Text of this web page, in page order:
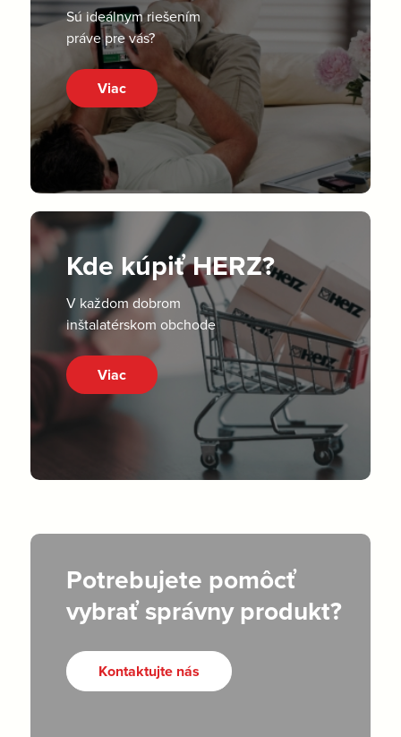
Sú ideálnym riešením
práve pre vás?
Viac
Kde kúpiť HERZ?
V každom dobrom
inštalatérskom obchode
Viac
Potrebujete pomôcť
vybrať správny produkt?
Kontaktujte nás